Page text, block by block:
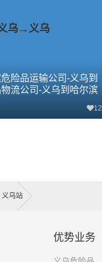
乌→义乌
险品运输公司-义乌到
流公司-义乌到哈尔滨
12
义乌站
优势业务